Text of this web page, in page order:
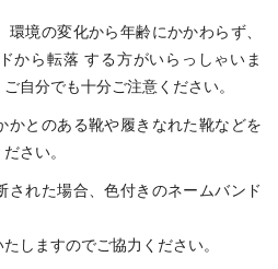
境の変化から年齢にかかわらず、
から転落 する方がいらっしゃいま
自分でも十分ご注意ください。
かとのある靴や履きなれた靴などを
さい。
された場合、色付きのネームバンド
しますのでご協力ください。